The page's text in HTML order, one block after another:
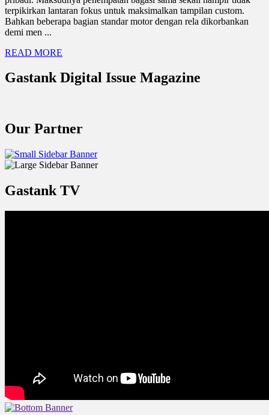
terpikirkan lantaran fokus untuk maksimalkan tampilan custom.
Bahkan beberapa bagian standar motor dengan rela dikorbankan
demi men ...
READ MORE
Gastank Digital Issue Magazine
Our Partner
Gastank TV